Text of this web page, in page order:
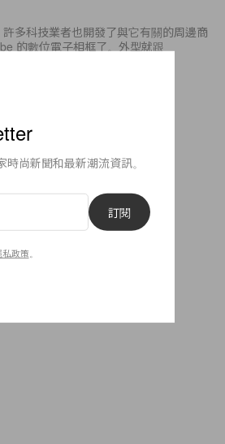
多科技業者也開發了與它有關的周邊商
的數位電子相框了。外型就跟
尚新聞和最新潮流資訊。
訂閱
政策